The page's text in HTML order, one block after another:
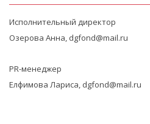
Исполнительный директор
Озерова Анна, dgfond@mail.ru
PR-менеджер
Елфимова Лариса, dgfond@mail.ru